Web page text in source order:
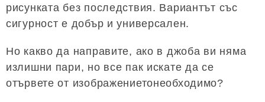
рисунката без последствия. Вариантът със
сигурност е добър и универсален.
Но какво да направите, ако в джоба ви няма
излишни пари, но все пак искате да се
отървете от изображениетонеобходимо?